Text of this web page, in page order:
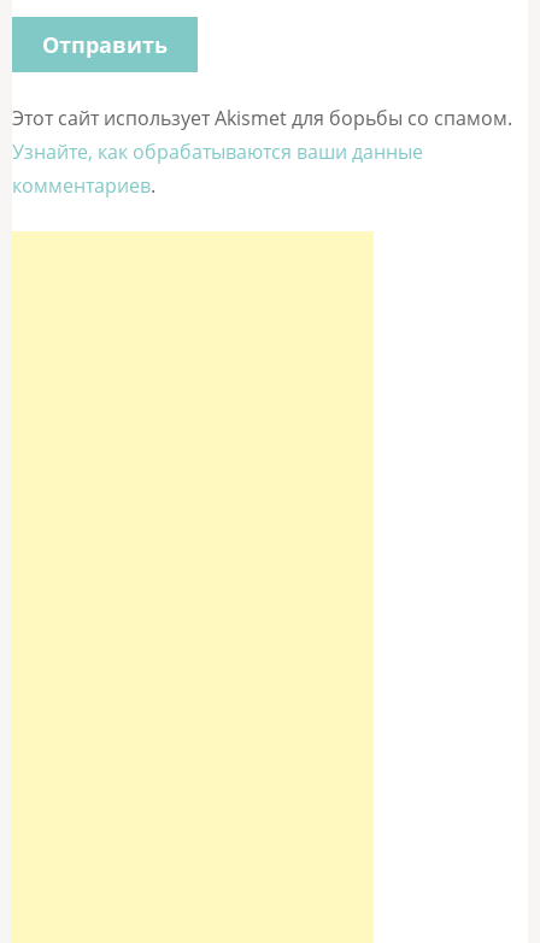
Этот сайт использует Akismet для борьбы со спамом.
Узнайте, как обрабатываются ваши данные
комментариев.